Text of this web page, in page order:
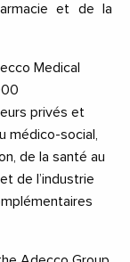
et de la
Medical
privés et
médico-social,
de la santé au
de l’industrie